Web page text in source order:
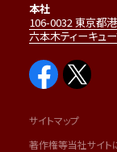
本社
106-0032 東京都
六本木ティーキュ
サイトマップ
著作権等当社サイト